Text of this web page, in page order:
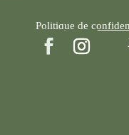
Politique de